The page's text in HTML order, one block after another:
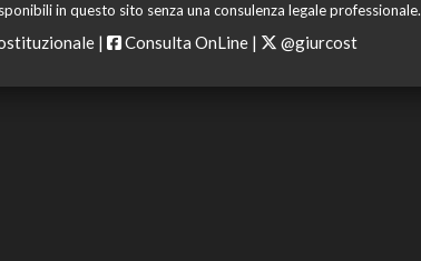
in questo sito senza una consulenza legale professionale.
| Consulta OnLine | @giurcost